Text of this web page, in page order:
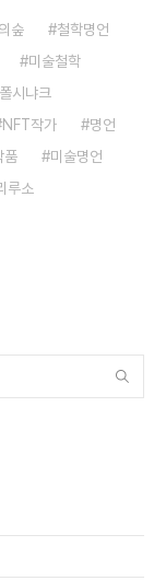
숲
철학명언
미술철학
폴시냐크
NFT작가
명언
품
미술명언
루소